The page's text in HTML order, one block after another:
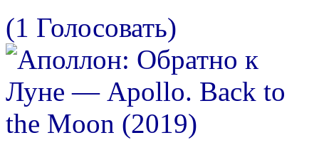
(1 Голосовать)